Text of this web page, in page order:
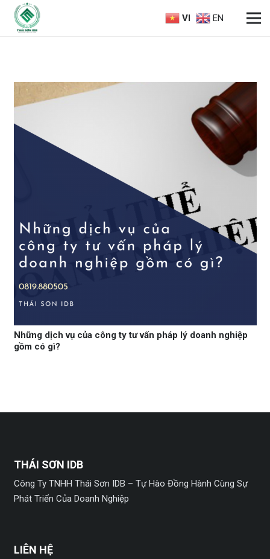
VI EN
Những dịch vụ của công ty tư vấn pháp lý doanh nghiệp
gồm có gì?
THÁI SƠN IDB
Công Ty TNHH Thái Sơn IDB – Tự Hào Đồng Hành Cùng Sự
Phát Triển Của Doanh Nghiệp
LIÊN HỆ